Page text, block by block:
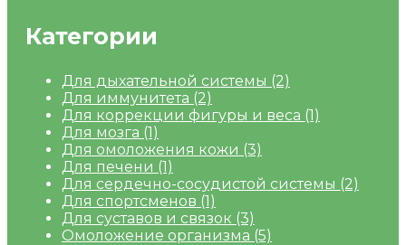
Категории
Для дыхательной системы (2)
Для иммунитета (2)
Для коррекции фигуры и веса (1)
Для мозга (1)
Для омоложения кожи (3)
Для печени (1)
Для сердечно-сосудистой системы (2)
Для спортсменов (1)
Для суставов и связок (3)
Омоложение организма (5)